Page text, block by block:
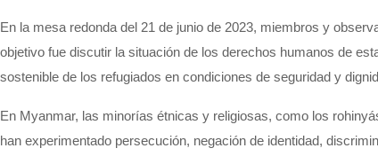
En la mesa redonda del 21 de junio de 2023, miembros y
objetivo fue discutir la situación de los derechos humanos de
sostenible de los refugiados en condiciones de seguridad y
En Myanmar, las minorías étnicas y religiosas, como los
han experimentado persecución, negación de identidad,